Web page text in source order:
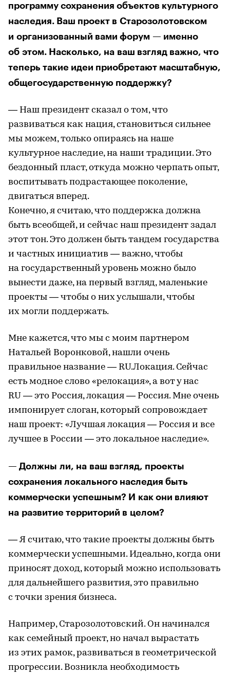
программу сохранения объектов культурного
наследия. Ваш проект в Старозолотовском
и организованный вами форум — именно
об этом. Насколько, на ваш взгляд важно, что
теперь такие идеи приобретают масштабную,
общегосударственную поддержку?
— Наш президент сказал о том, что
развиваться как нация, становиться сильнее
мы можем, только опираясь на наше
культурное наследие, на наши традиции. Это
бездонный пласт, откуда можно черпать опыт,
воспитывать подрастающее поколение,
двигаться вперед.
Конечно, я считаю, что поддержка должна
быть всеобщей, и сейчас наш президент задал
этот тон. Это должен быть тандем государства
и частных инициатив — важно, чтобы
на государственный уровень можно было
вынести даже, на первый взгляд, маленькие
проекты — чтобы о них услышали, чтобы
их могли поддержать.
Мне кажется, что мы с моим партнером
Натальей Воронковой, нашли очень
правильное название — RU.Локация. Сейчас
есть модное слово «релокация», а вот у нас
RU — это Россия, локация — Россия. Мне очень
импонирует слоган, который сопровождает
наш проект: «Лучшая локация — Россия и все
лучшее в России — это локальное наследие».
— Должны ли, на ваш взгляд, проекты
сохранения локального наследия быть
коммерчески успешным? И как они влияют
на развитие территорий в целом?
— Я считаю, что такие проекты должны быть
коммерчески успешными. Идеально, когда они
приносят доход, который можно использовать
для дальнейшего развития, это правильно
с точки зрения бизнеса.
Например, Старозолотовский. Он начинался
как семейный проект, но начал вырастать
из этих рамок, развиваться в геометрической
прогрессии. Возникла необходимость